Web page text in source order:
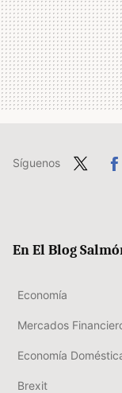
Síguenos
En El Blog
Economía
Mercados
Economía
Brexit